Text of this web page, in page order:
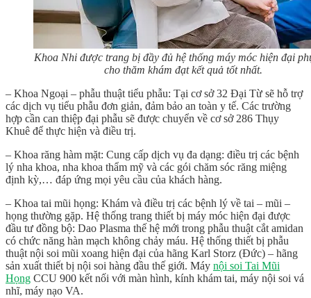
Khoa Nhi được trang bị đầy đủ hệ thống máy móc hiện đại
cho thăm khám đạt kết quả tốt nhất.
– Khoa Ngoại – phẫu thuật tiểu phẫu: Tại cơ sở 32 Đại Từ sẽ hỗ trợ
các dịch vụ tiểu phẫu đơn giản, đảm bảo an toàn y tế. Các trường
hợp cần can thiệp đại phẫu sẽ được chuyển về cơ sở 286 Thụy
Khuê để thực hiện và điều trị.
– Khoa răng hàm mặt: Cung cấp dịch vụ đa dạng: điều trị các bệnh
lý nha khoa, nha khoa thẩm mỹ và các gói chăm sóc răng miệng
định kỳ,… đáp ứng mọi yêu cầu của khách hàng.
– Khoa tai mũi họng: Khám và điều trị các bệnh lý về tai – mũi –
họng thường gặp. Hệ thống trang thiết bị máy móc hiện đại được
đầu tư đồng bộ: Dao Plasma thế hệ mới trong phẫu thuật cắt amidan
có chức năng hàn mạch không chảy máu. Hệ thống thiết bị phẫu
thuật nội soi mũi xoang hiện đại của hãng Karl Storz (Đức) – hãng
sản xuất thiết bị nội soi hàng đầu thế giới. Máy nội soi Tai Mũi
Họng CCU 900 kết nối với màn hình, kính khám tai, máy nội soi vá
nhĩ, máy nạo VA.